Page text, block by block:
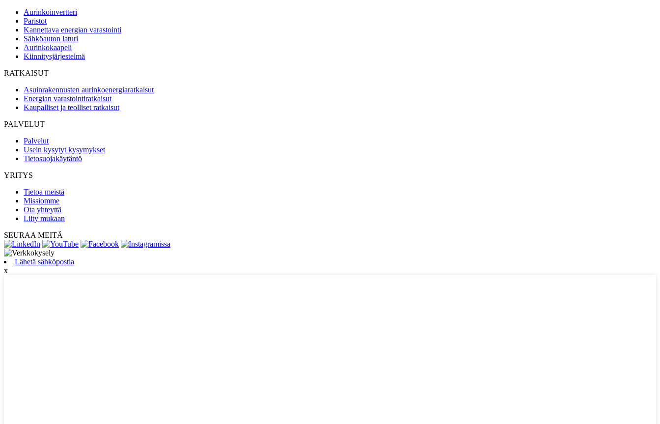
Aurinkoinvertteri
Paristot
Kannettava energian varastointi
Sähköauton laturi
Aurinkokaapeli
Kiinnitysjärjestelmä
RATKAISUT
Asuinrakennusten aurinkoenergiaratkaisut
Energian varastointiratkaisut
Kaupalliset ja teolliset ratkaisut
PALVELUT
Palvelut
Usein kysytyt kysymykset
Tietosuojakäytäntö
YRITYS
Tietoa meistä
Missiomme
Ota yhteyttä
Liity mukaan
SEURAA MEITÄ
Lähetä sähköpostia
x